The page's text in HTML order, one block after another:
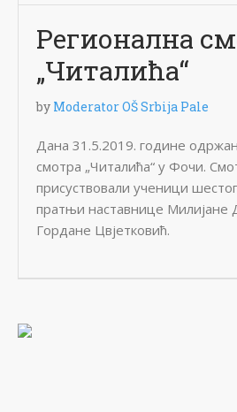
Регионална
„Читалића“
by Moderator OŠ Srbija Pale
Дана 31.5.2019. године
смотра „Читалића“ у Фочи.
присуствовали ученици
пратњи наставнице
Гордане Цвјетковић.